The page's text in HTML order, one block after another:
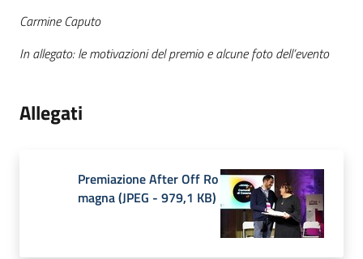
Carmine Caputo
In allegato: le motivazioni del premio e alcune foto dell’evento
Allegati
Premiazione After Off Ro
magna(JPEG - 979,1 KB)